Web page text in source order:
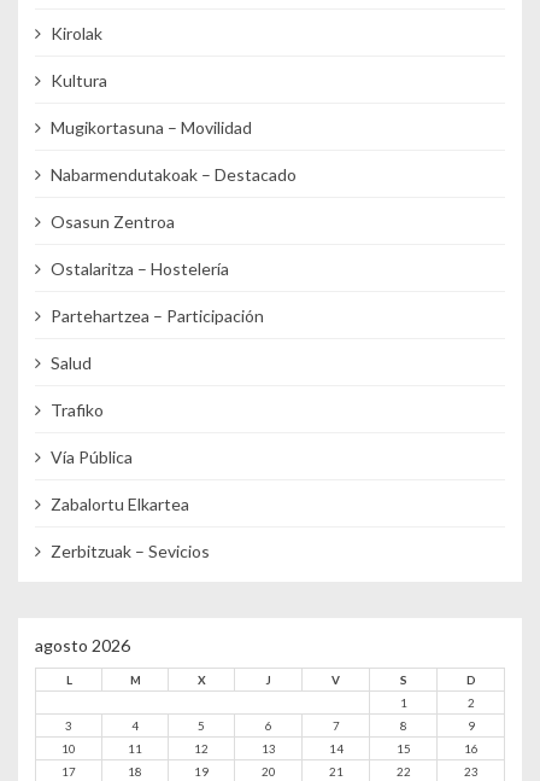
Kirolak
Kultura
Mugikortasuna – Movilidad
Nabarmendutakoak – Destacado
Osasun Zentroa
Ostalaritza – Hostelería
Partehartzea – Participación
Salud
Trafiko
Vía Pública
Zabalortu Elkartea
Zerbitzuak – Sevicios
agosto 2026
L M X J V S
D
1
2
3
4 5 6 7 8
9
10
11 12 13 14 15
16
17
18 19 20 21 22 23